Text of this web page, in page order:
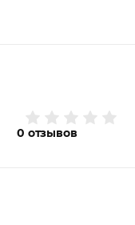
0 отзывов